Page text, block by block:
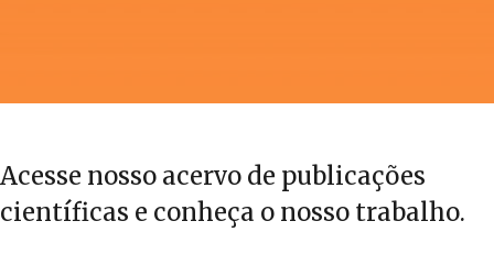
Acesse nosso acervo de publicações
científicas e conheça o nosso trabalho.